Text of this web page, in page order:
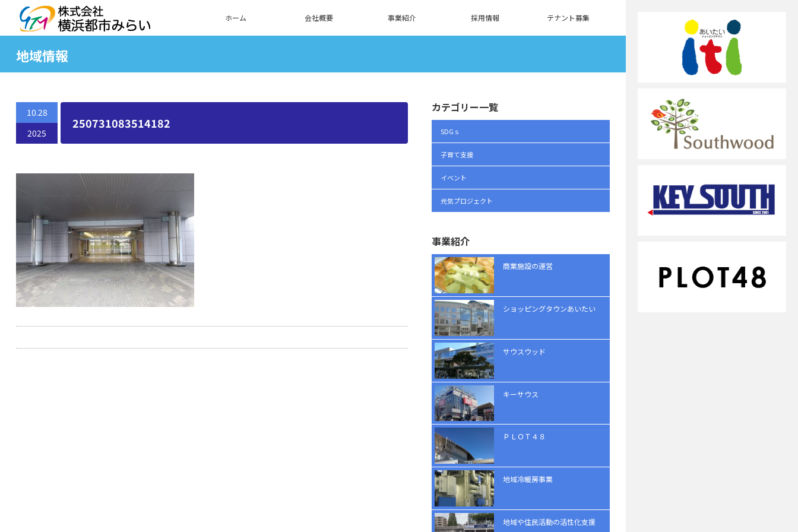
ホーム 会社概要 事業紹介 採用情報 テナント募集
地域情報
10.28
2025
250731083514182
カテゴリー一覧
SDGｓ
子育て支援
イベント
元気プロジェクト
事業紹介
商業施設の運営
ショッピングタウンあいたい
サウスウッド
キーサウス
ＰＬＯＴ４８
地域冷暖房事業
地域や住民活動の活性化支援